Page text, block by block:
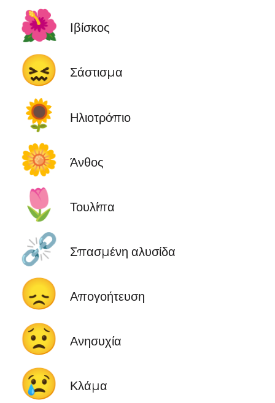
🌺 Ιβίσκος
😖 Σάστισμα
🌻 Ηλιοτρόπιο
🌼 Άνθος
🌷 Τουλίπα
⛓️‍💥 Σπασμένη αλυσίδα
😞 Απογοήτευση
😟 Ανησυχία
😢 Κλάμα